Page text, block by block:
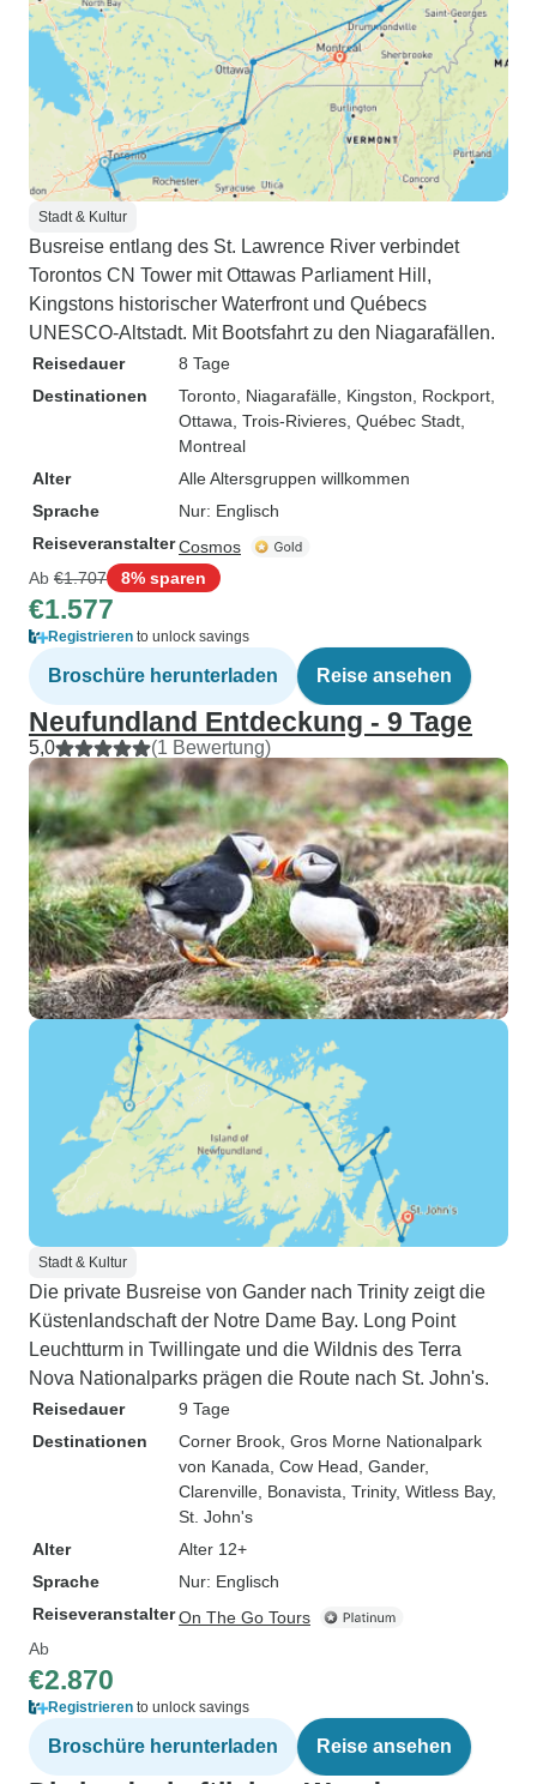
Stadt & Kultur
Busreise entlang des St. Lawrence River verbindet
Torontos CN Tower mit Ottawas Parliament Hill,
Kingstons historischer Waterfront und Québecs
UNESCO-Altstadt. Mit Bootsfahrt zu den Niagarafällen.
Reisedauer
8 Tage
Destinationen
Toronto , Niagarafälle , Kingston , Rockport
Ottawa , Trois-Rivieres , Québec Stadt
Montreal
Alter
Alle Altersgruppen willkommen
Sprache
Nur: Englisch
ReiseveranstalterCosmos
Ab €1.707 8% sparen
€1.577
Registrieren to unlock savings
Broschüre herunterladen Reise ansehen
Neufundland Entdeckung - 9 Tage
5,0 (1 Bewertung)
Stadt & Kultur
Die private Busreise von Gander nach Trinity zeigt die
Küstenlandschaft der Notre Dame Bay. Long Point
Leuchtturm in Twillingate und die Wildnis des Terra
Nova Nationalparks prägen die Route nach St. John's.
Reisedauer
9 Tage
Destinationen
Corner Brook , Gros Morne Nationalpark
von Kanada , Cow Head , Gander,
Clarenville , Bonavista , Trinity, Witless Bay,
St. John's
Alter
Alter 12+
Sprache
Nur: Englisch
ReiseveranstalterOn The Go Tours
Ab
€2.870
Registrieren to unlock savings
Broschüre herunterladen Reise ansehen